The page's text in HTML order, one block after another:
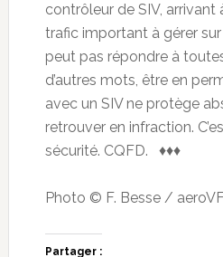
contrôleur de SIV, arrivant
trafic important à gérer
peut pas répondre à
d’autres mots, être en
avec un SIV ne protège
retrouver en infraction.
sécurité. CQFD. ♦♦♦
Photo © F. Besse /
Partager :